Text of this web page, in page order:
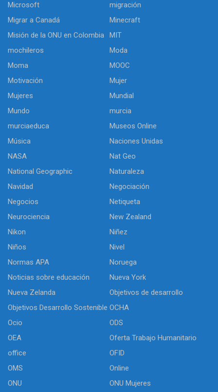
Microsoft
migración
Migrar a Canadá
Minecraft
Misión de la ONU en Colombia
MIT
mochileros
Moda
Moma
MOOC
Motivación
Mujer
Mujeres
Mundial
Mundo
murcia
murciaeduca
Museos Online
Música
Naciones Unidas
NASA
Nat Geo
National Geographic
Naturaleza
Navidad
Negociación
Negocios
Netiqueta
Neurociencia
New Zealand
Nikon
Niñez
Niños
Nivel
Normas APA
Noruega
Noticias sobre educación
Nueva York
Nueva Zelanda
Objetivos de desarrollo
Objetivos Desarrollo Sostenible OCHA
Ocio
ODS
OEA
Oferta Trabajo Humanitario
office
OFID
OMS
Online
ONU
ONU Mujeres